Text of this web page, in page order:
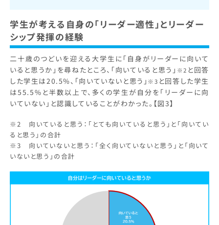
学生が考える自身の「リーダー適性」とリーダー
シップ発揮の経験
二十歳のつどいを迎える大学生に「自身がリーダーに向いて
いると思うか」を尋ねたところ、「向いていると思う」 ※2 と回答
した学生は20.5%、「向いていないと思う」 ※3 と回答した学生
は55.5%と半数以上で、多くの学生が自分を「リーダーに向
いていない」と認識していることがわかった。【図3】
※2 向いていると思う：「とても向いていると思う」と「向いてい
ると思う」の合計
※3 向いていないと思う：「全く向いていないと思う」と「向いて
いないと思う」の合計